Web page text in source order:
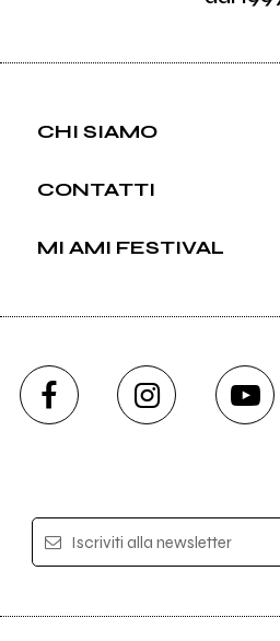
CHI SIAMO
CONTATTI
MI AMI FESTIVAL
Iscriviti alla newsletter